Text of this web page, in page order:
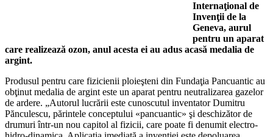
Internaţional de
Invenţii de la
Geneva, aurul
pentru un aparat
care realizează ozon, anul acesta ei au adus acasă medalia de
argint.
Produsul pentru care fizicienii ploieşteni din Fundaţia Pancuantic au
obţinut medalia de argint este un aparat pentru neutralizarea gazelor
de ardere. „Autorul lucrării este cunoscutul inventator Dumitru
Pănculescu, părintele conceptului «pancuantic» şi deschizător de
drumuri într-un nou capitol al fizicii, care poate fi denumit electro-